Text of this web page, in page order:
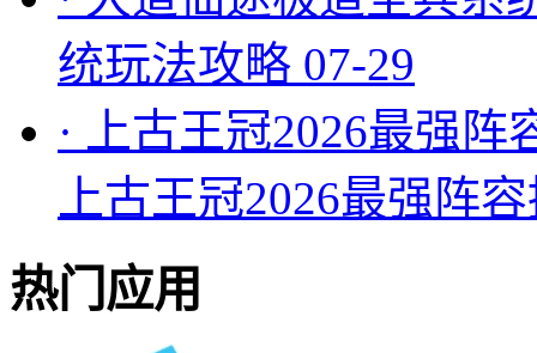
统玩法攻略 07-29
·
上古王冠2026最强
上古王冠2026最强阵
热门应用